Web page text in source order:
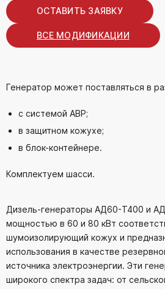
ОСТАВИТЬ ЗАЯВКУ
ВСЕ МОДИФИКАЦИИ
Генератор может поставляться в
с системой АВР;
в защитном кожухе;
в блок-контейнере.
Комплектуем шасси.
Дизель-генераторы АД60-T400 и
мощностью в 60 и 80 кВт
шумоизолирующий кожух и
использования в качестве
источника электроэнергии. Эти
широкого спектра задач: от